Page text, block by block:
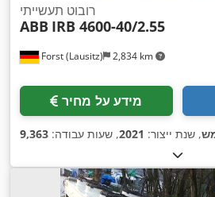
Forst (Lausitz) 2,834 km
רובוט תעשייתי
ABB IRB 4600-40/2.55
מידע על מחיר
, שנת ייצור: 2021, שעות עבודה: